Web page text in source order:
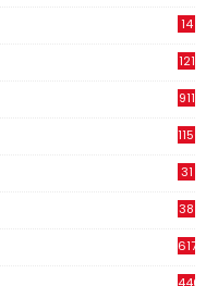
14
121
911
1150
31
38
617